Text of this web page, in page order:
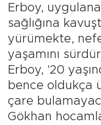
Erboy,
sağlığına
yürümekte,
yaşamını
Erboy, '20
bence oldukça
çare
Gökhan